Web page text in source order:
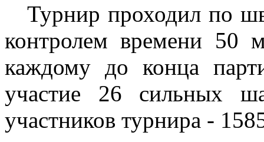
Турнир проходил по
контролем времени 50
каждому до конца
участие 26 сильных
участников турнира -